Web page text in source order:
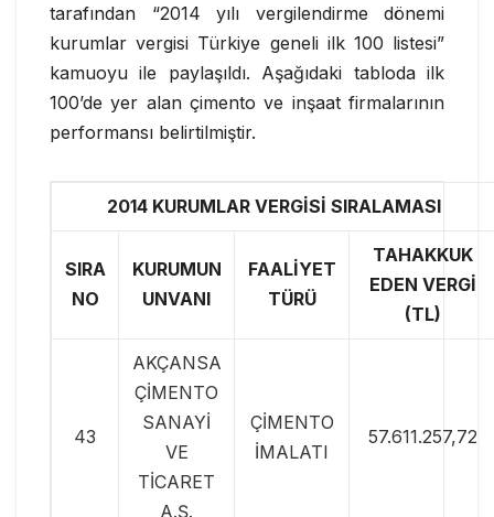
tarafından “2014 yılı vergilendirme dönemi
kurumlar vergisi Türkiye geneli ilk 100 listesi”
kamuoyu ile paylaşıldı. Aşağıdaki tabloda ilk
100’de yer alan çimento ve inşaat firmalarının
performansı belirtilmiştir.
2014 KURUMLAR VERGİSİ SIRALAMASI
SIRA
NO
KURUMUN
UNVANI
FAALİYET
TÜRÜ
TAHAKKUK
EDEN VERGİ
(TL)
43
AKÇANSA
ÇİMENTO
SANAYİ
VE
TİCARET
A.Ş.
ÇİMENTO
İMALATI
57.611.257,72